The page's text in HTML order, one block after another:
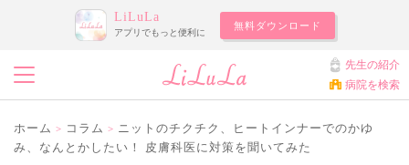
LiLuLa
アプリでもっと便利に
無料ダウンロード
先生の紹介
病院を検索
ホーム > コラム > ニットのチクチク、ヒートインナーでのかゆ
み、なんとかしたい！ 皮膚科医に対策を聞いてみた